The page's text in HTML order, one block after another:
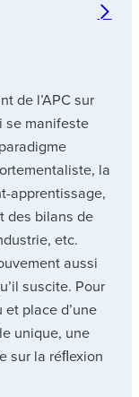
de l’APC sur
se manifeste
la
apprentissage,
des bilans de
etc.
aussi
suscite. Pour
place d’une
unique, une
sur la réﬂexion